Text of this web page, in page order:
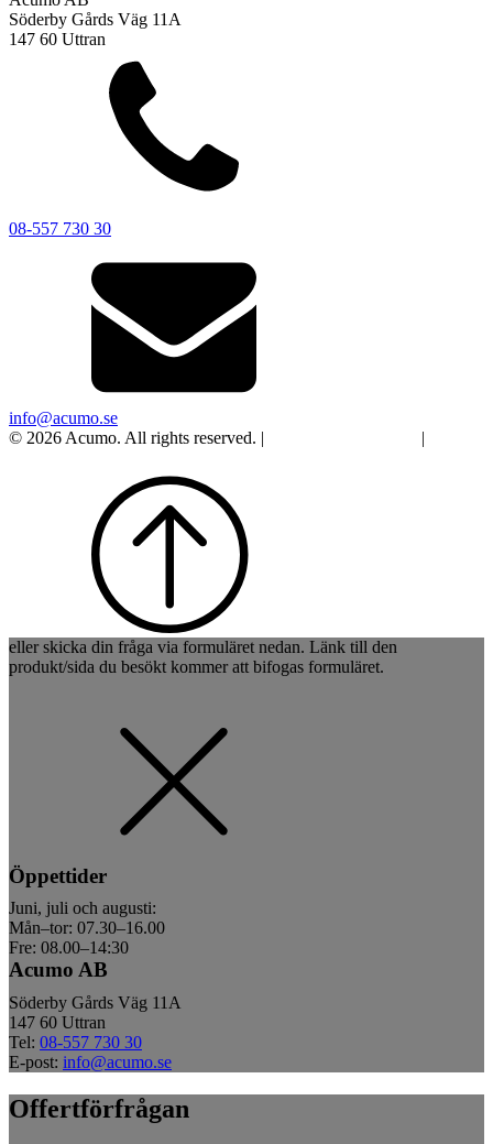
Söderby Gårds Väg 11A
147 60 Uttran
08-557 730 30
info@acumo.se
© 2026 Acumo. All rights reserved. |
|
eller skicka din fråga via formuläret nedan. Länk till den
produkt/sida du besökt kommer att bifogas formuläret.
Öppettider
Juni, juli och augusti:
Mån–tor: 07.30–16.00
Fre: 08.00–14:30
Acumo AB
Söderby Gårds Väg 11A
147 60 Uttran
Tel: 08-557 730 30
E-post: info@acumo.se
Offertförfrågan